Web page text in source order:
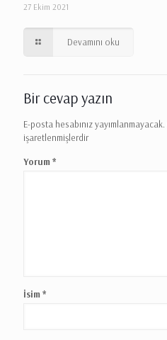
27 Ekim 2021
Devamını oku
Bir cevap yazın
E-posta hesabınız yayımlanmayacak.
işaretlenmişlerdir
Yorum *
İsim *